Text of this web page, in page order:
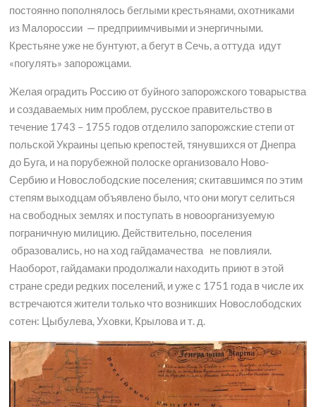
постоянно пополнялось беглыми крестьянами, охотниками
из Малороссии — предприимчивыми и энергичными.
Крестьяне уже не бунтуют, а бегут в Сечь, а оттуда идут
«погулять» запорожцами.
Желая оградить Россию от буйного запорожского товарыства
и создаваемых ним проблем, русское правительство в
течение 1743 – 1755 годов отделило запорожские степи от
польской Украины цепью крепостей, тянувшихся от Днепра
до Буга, и на порубежной полоске организовало Ново-
Сербию и Новослободские поселения; скитавшимся по этим
степям выходцам объявлено было, что они могут селиться
на свободных землях и поступать в новоорганизуемую
пограничную милицию. Действительно, поселения
образовались, но на ход гайдамачества не повлияли.
Наоборот, гайдамаки продолжали находить приют в этой
стране среди редких поселений, и уже с 1751 года в числе их
встречаются жители только что возникших Новослободских
сотен: Цыбулева, Уховки, Крылова и т. д.